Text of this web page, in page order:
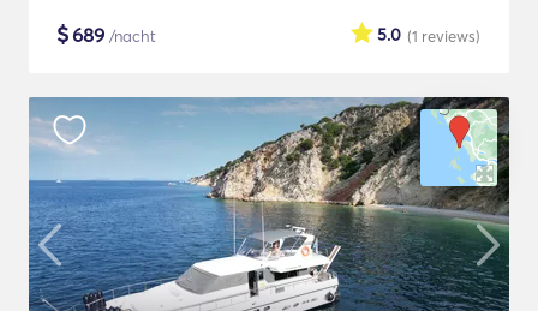
$689 /nacht (1 reviews)
5.0